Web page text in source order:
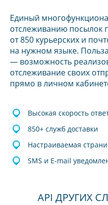
Единый
отслеживанию посылок
от 850 курьерских и
на нужном языке.
— возможность
отслеживание своих
прямо в личном
Высокая скорость
850+ служб доставки
Настраиваемая
SMS и E-mail
API ДРУГИХ